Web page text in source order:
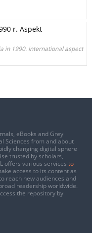
r. Aspekt
in 1990. International aspect
eBooks and Grey
Sciences from and about
changing digital sphere
trusted by scholars,
offers various services to
access to its content as
reach new audiences and
readership worldwide.
the repository by